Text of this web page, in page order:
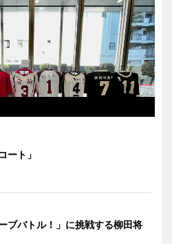
ート」
ブバトル！」に挑戦する柳田将